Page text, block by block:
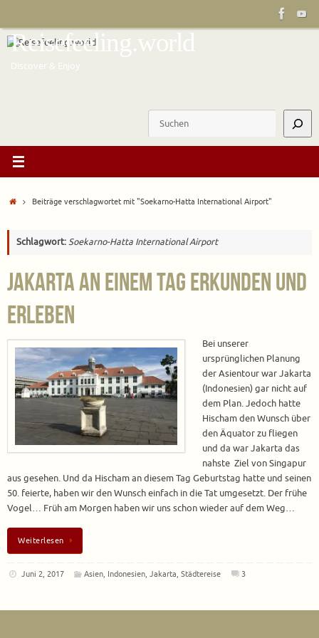
springen
Reisefeeling.world
Discover & Enjoy
StartBeiträge verschlagwortet mit "Soekarno-Hatta International Airport"
Schlagwort:Soekarno-Hatta International Airport
Jakarta an einem Tag erkunden und
erleben
Bei unserer
ursprünglichen Planung
der Asientour war Jakarta
(Indonesien) gar nicht auf
dem Plan. Jedoch hatte
Hischam den Wunsch über
den Äquator zu fliegen
und da war Jakarta das
nahste Ziel von Singapur
aus gesehen. Und da Hischam an diesem Tag Geburtstag hatte und seinen
50. feierte, haben wir den Wunsch einfach in die Tat umgesetzt. Der frühe
Vogel… Früh am Morgen haben wir uns schon wieder auf dem Weg…
Weiterlesen
Juni 2, 2017 Asien, Indonesien,Jakarta,Städtereise 3